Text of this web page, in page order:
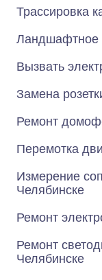
Трассировка
Ландшафтное
Вызвать
Замена
Ремонт
Перемотка
Измерение
Челябинске
Ремонт
Ремонт
Челябинске